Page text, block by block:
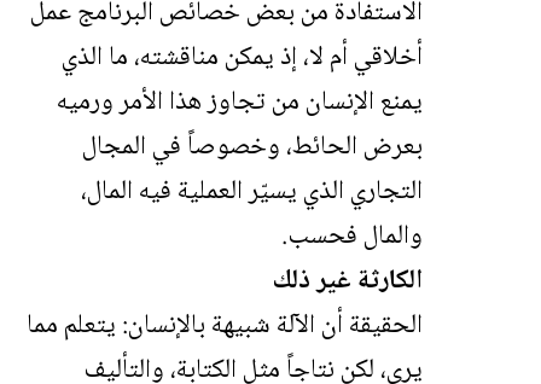
الاستفادة من بعض خصائص البرنامج عمل
أخلاقي أم لا، إذ يمكن مناقشته، ما الذي
يمنع الإنسان من تجاوز هذا الأمر ورميه
بعرض الحائط، وخصوصاً في المجال
التجاري الذي يسيّر العملية فيه المال،
والمال فحسب.
الكارثة غير ذلك
الحقيقة أن الآلة شبيهة بالإنسان: يتعلم مما
يرى، لكن نتاجاً مثل الكتابة، والتأليف